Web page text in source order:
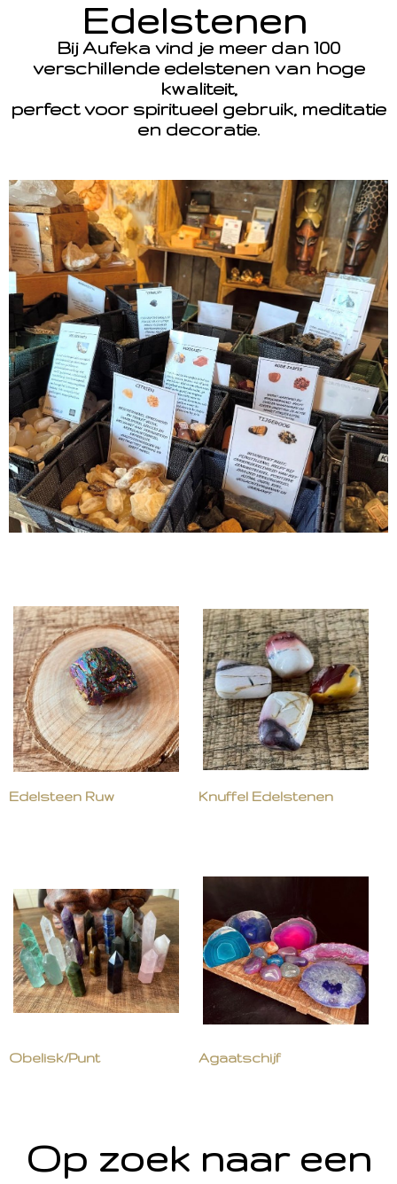
Edelstenen
Bij Aufeka vind je meer dan 100
verschillende edelstenen van hoge
kwaliteit,
perfect voor spiritueel gebruik, meditatie
en decoratie.
Edelsteen Ruw Knuffel Edelstenen
Obelisk/Punt Agaatschijf
Op zoek naar een